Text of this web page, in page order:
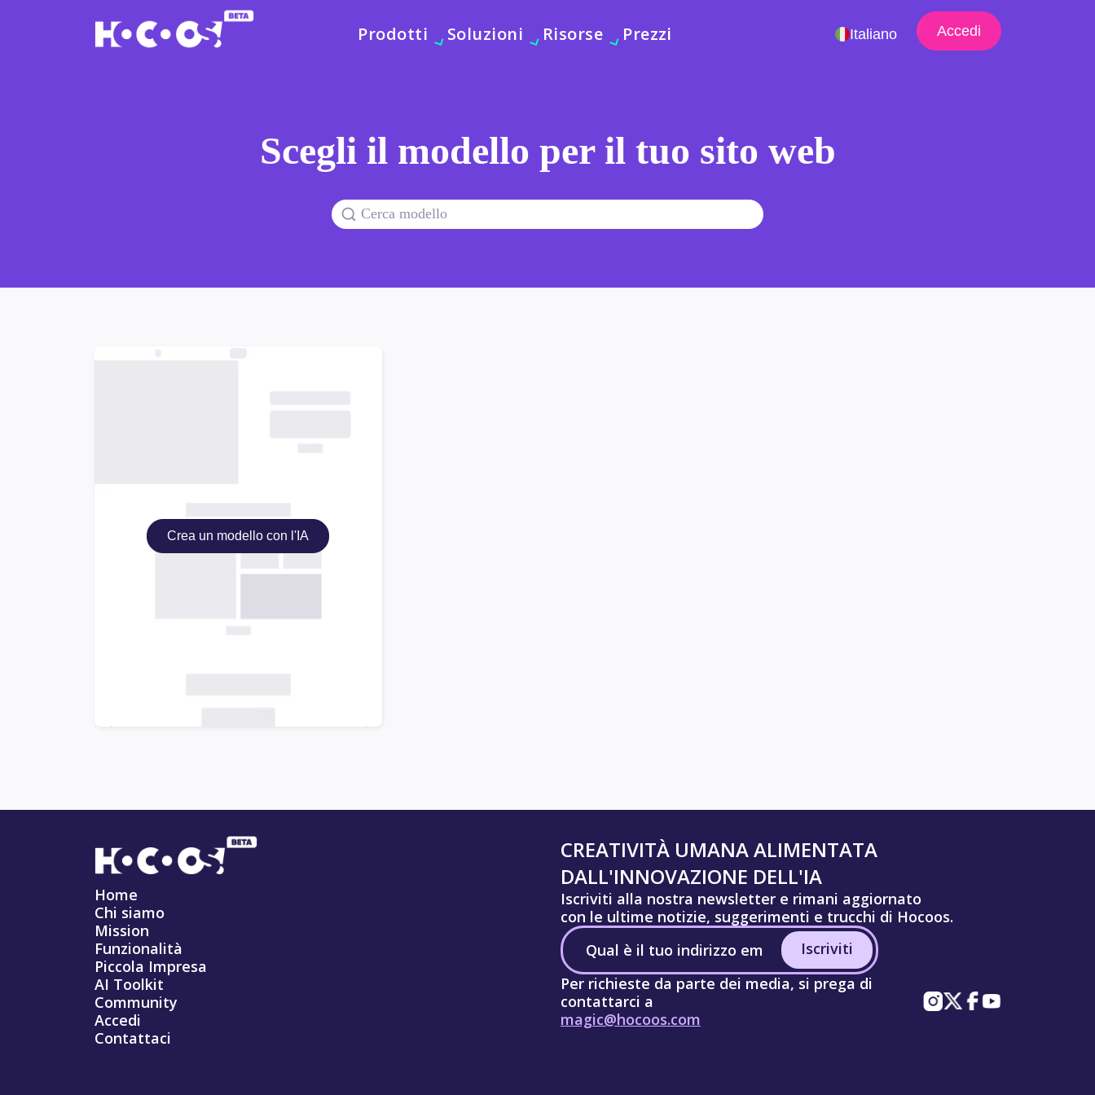
Prodotti Soluzioni Risorse Prezzi Italiano Accedi
Scegli il modello per il tuo sito web
Crea un modello con l'IA
Home
Chi siamo
Mission
Funzionalità
Piccola Impresa
AI Toolkit
Community
Accedi
Contattaci
CREATIVITÀ UMANA ALIMENTATA
DALL'INNOVAZIONE DELL'IA
Iscriviti alla nostra newsletter e rimani aggiornato
con le ultime notizie, suggerimenti e trucchi di Hocoos.
Iscriviti
Per richieste da parte dei media, si prega di
contattarci a
magic@hocoos.com